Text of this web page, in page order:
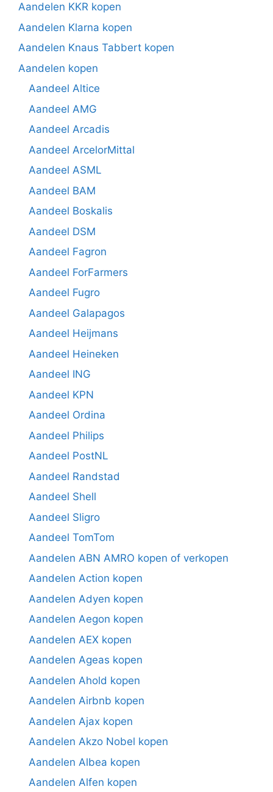
Aandelen KKR kopen
Aandelen Klarna kopen
Aandelen Knaus Tabbert kopen
Aandelen kopen
Aandeel Altice
Aandeel AMG
Aandeel Arcadis
Aandeel ArcelorMittal
Aandeel ASML
Aandeel BAM
Aandeel Boskalis
Aandeel DSM
Aandeel Fagron
Aandeel ForFarmers
Aandeel Fugro
Aandeel Galapagos
Aandeel Heijmans
Aandeel Heineken
Aandeel ING
Aandeel KPN
Aandeel Ordina
Aandeel Philips
Aandeel PostNL
Aandeel Randstad
Aandeel Shell
Aandeel Sligro
Aandeel TomTom
Aandelen ABN AMRO kopen of verkopen
Aandelen Action kopen
Aandelen Adyen kopen
Aandelen Aegon kopen
Aandelen AEX kopen
Aandelen Ageas kopen
Aandelen Ahold kopen
Aandelen Airbnb kopen
Aandelen Ajax kopen
Aandelen Akzo Nobel kopen
Aandelen Albea kopen
Aandelen Alfen kopen